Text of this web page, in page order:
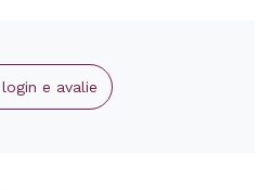
e avalie